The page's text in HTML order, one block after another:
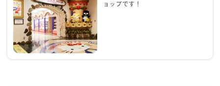
ョップです！